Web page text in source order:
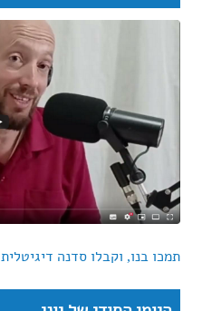
תמכו בנו, וקבלו סדנה דיגיטלית